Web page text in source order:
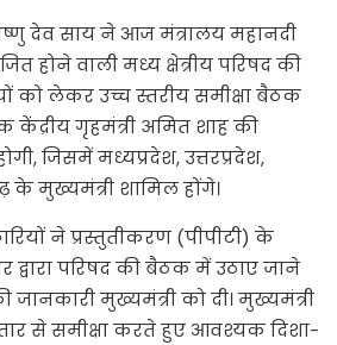
देव साय ने आज मंत्रालय महानदी
होने वाली मध्य क्षेत्रीय परिषद की
को लेकर उच्च स्तरीय समीक्षा बैठक
केंद्रीय गृहमंत्री अमित शाह की
जिसमें मध्यप्रदेश, उत्तरप्रदेश,
के मुख्यमंत्री शामिल होंगे।
ने प्रस्तुतीकरण (पीपीटी) के
द्वारा परिषद की बैठक में उठाए जाने
जानकारी मुख्यमंत्री को दी। मुख्यमंत्री
से समीक्षा करते हुए आवश्यक दिशा-